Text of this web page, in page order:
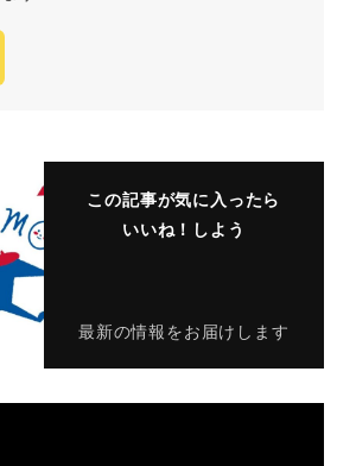
この記事が気に入ったら
いいね！しよう
最新の情報をお届けします